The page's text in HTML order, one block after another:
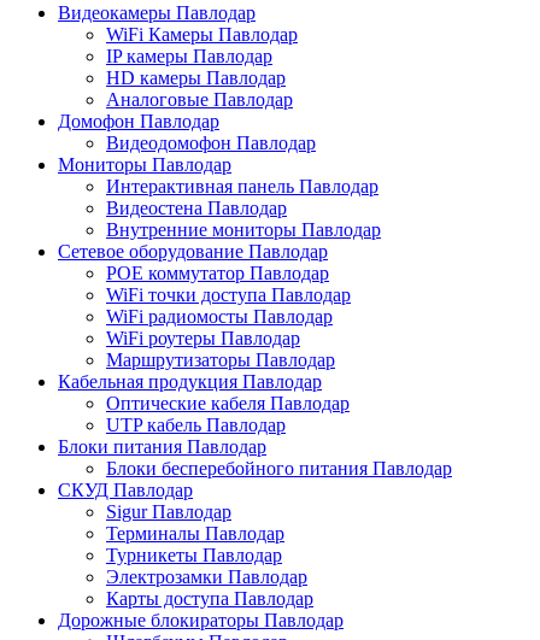
Видеокамеры Павлодар
WiFi Камеры Павлодар
IP камеры Павлодар
HD камеры Павлодар
Аналоговые Павлодар
Домофон Павлодар
Видеодомофон Павлодар
Мониторы Павлодар
Интерактивная панель Павлодар
Видеостена Павлодар
Внутренние мониторы Павлодар
Сетевое оборудование Павлодар
POE коммутатор Павлодар
WiFi точки доступа Павлодар
WiFi радиомосты Павлодар
WiFi роутеры Павлодар
Маршрутизаторы Павлодар
Кабельная продукция Павлодар
Оптические кабеля Павлодар
UTP кабель Павлодар
Блоки питания Павлодар
Блоки бесперебойного питания Павлодар
СКУД Павлодар
Sigur Павлодар
Терминалы Павлодар
Турникеты Павлодар
Электрозамки Павлодар
Карты доступа Павлодар
Дорожные блокираторы Павлодар